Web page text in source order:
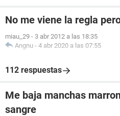
No me viene la regla
miau_29 - 3 abr 2012 a las 18:35
Angnu - 4 abr 2020 a las 07:55
112 respuestas
Me baja manchas
sangre